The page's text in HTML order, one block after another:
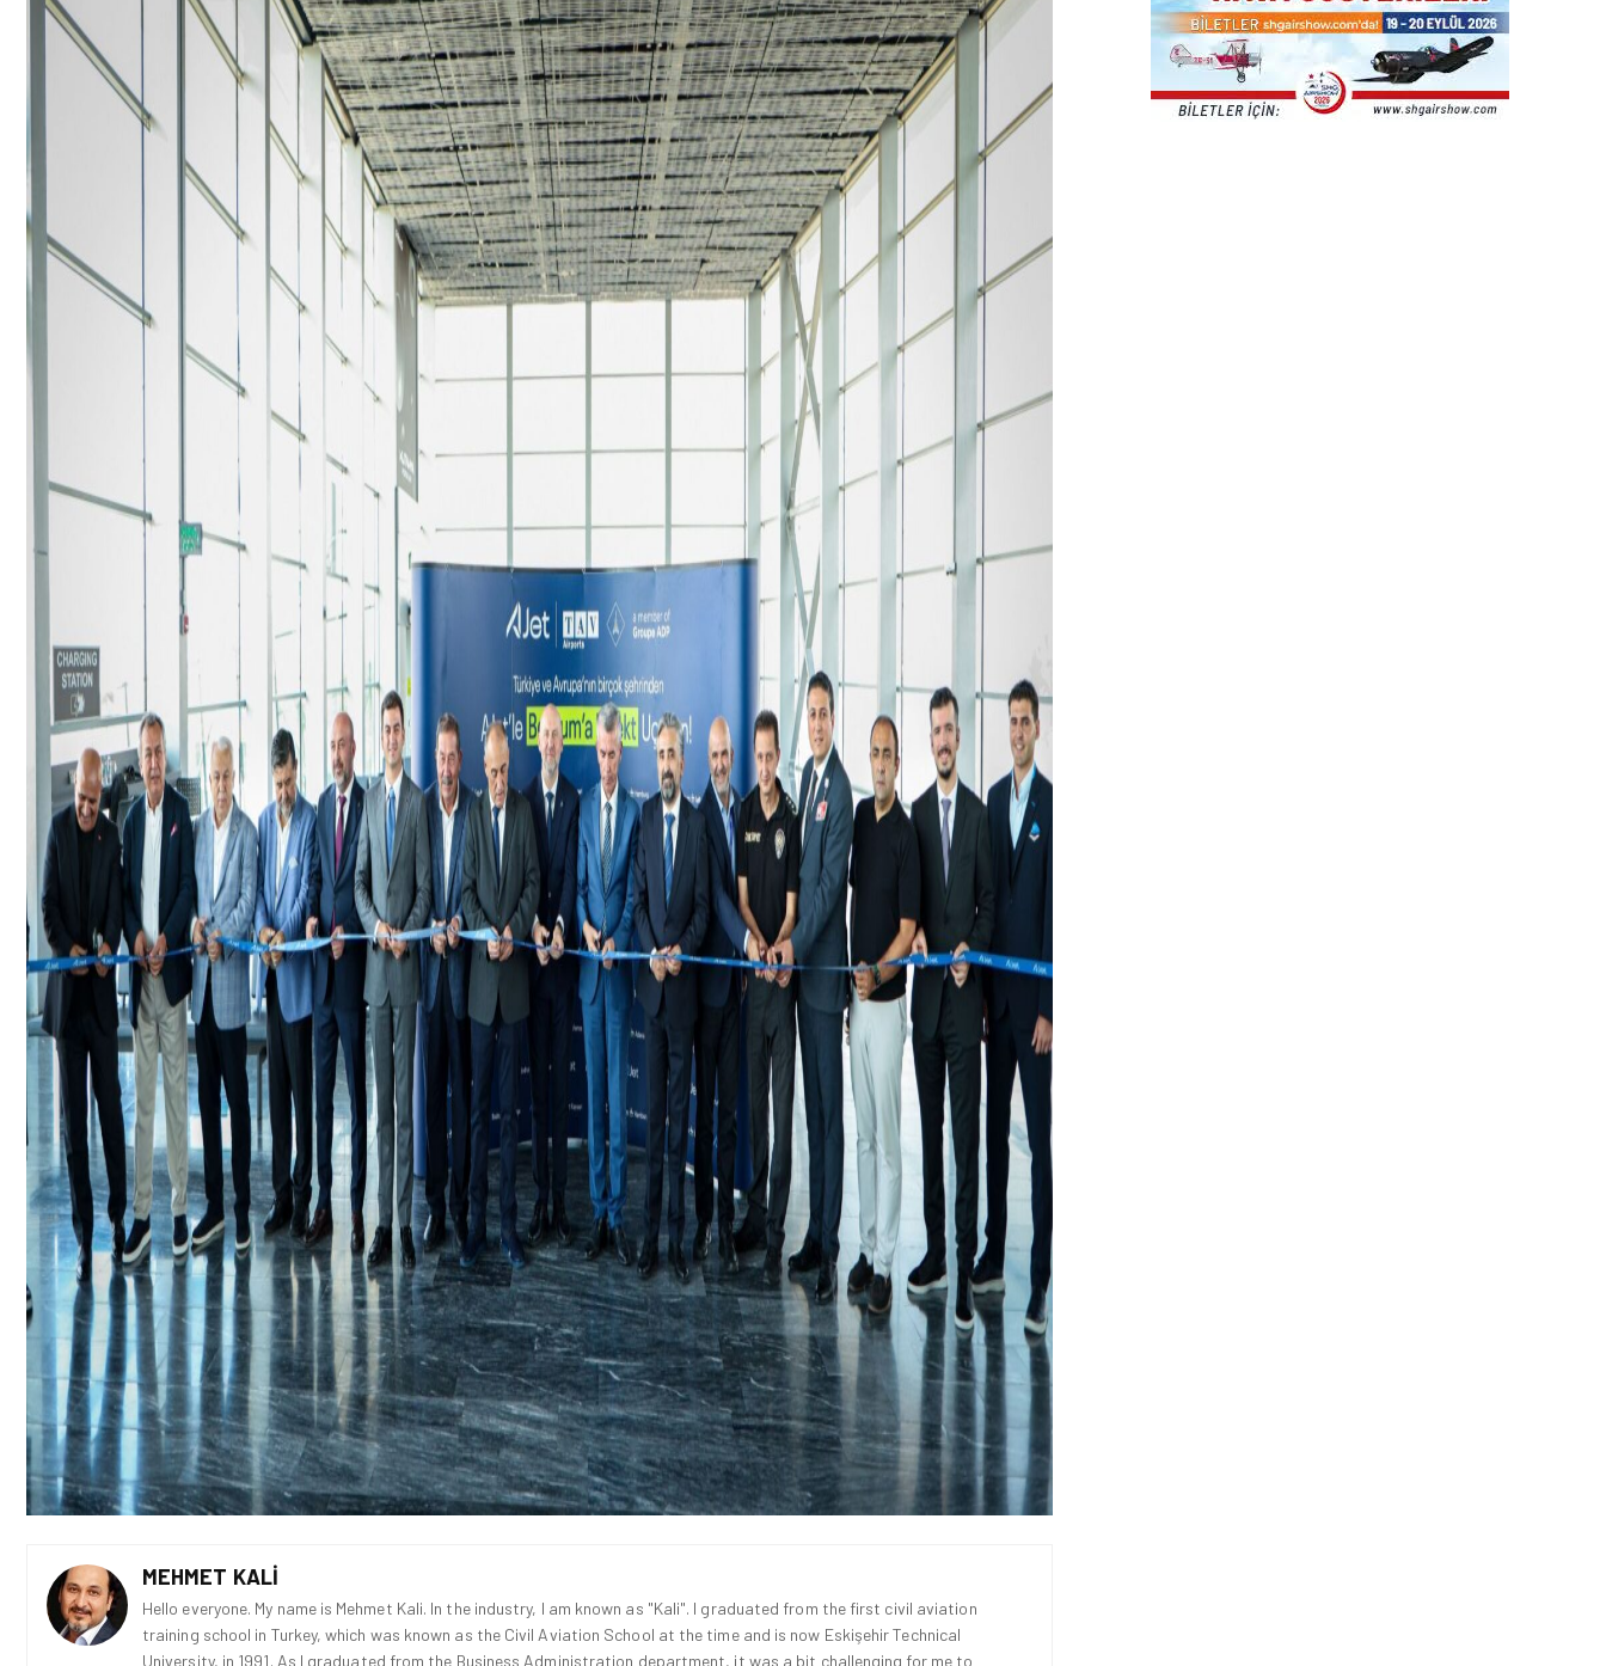
MEHMET KALI
Hello everyone. My name is Mehmet Kali. In the industry, I am known as "Kali". I graduated from the first civil aviation
training school in Turkey, which was known as the Civil Aviation School at the time and is now Eskişehir Technical
University, in 1991. As I graduated from the Business Administration department, it was a bit challenging for me to